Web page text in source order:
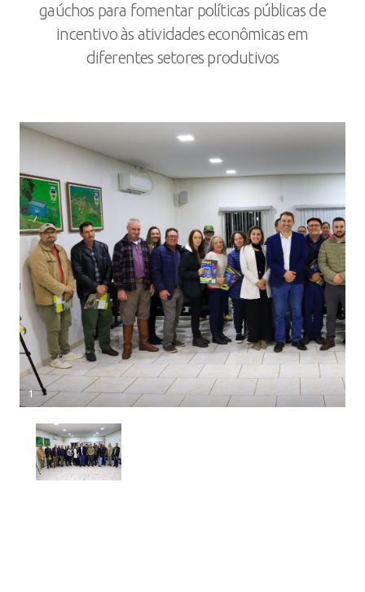
gaúchos para fomentar políticas públicas de
incentivo às atividades econômicas em
diferentes setores produtivos
1